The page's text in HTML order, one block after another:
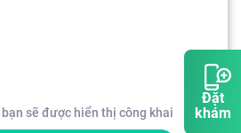
Đặt
khám
sẽ được hiển thị công khai